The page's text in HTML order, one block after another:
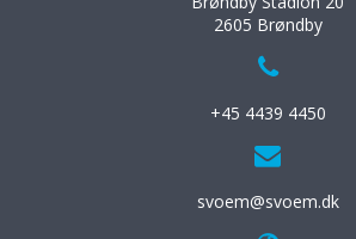
2605 Brøndby
+45 4439 4450
svoem@svoem.dk